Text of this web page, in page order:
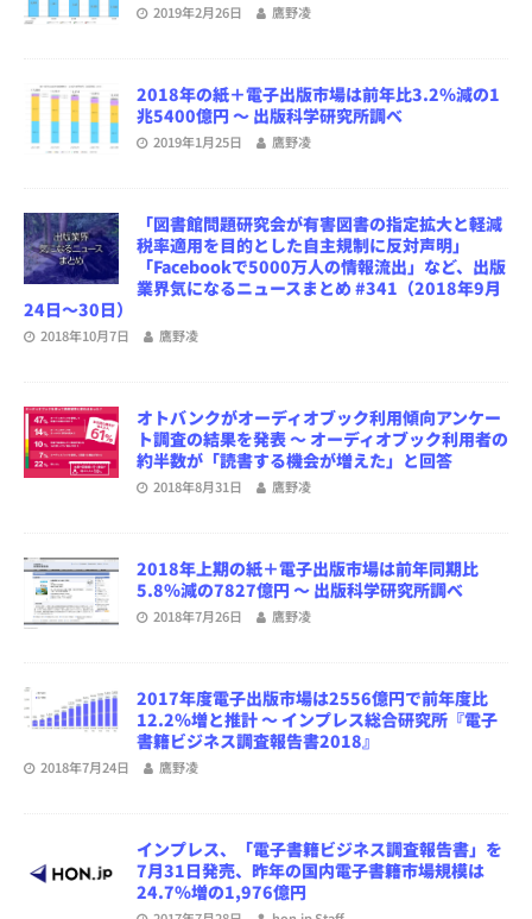
2019年2月26日 鷹野凌
2018年の紙＋電子出版市場は前年比3.2％減の1
兆5400億円 ～ 出版科学研究所調べ
2019年1月25日 鷹野凌
「図書館問題研究会が有害図書の指定拡大と軽減
税率適用を目的とした自主規制に反対声明」
「Facebookで5000万人の情報流出」など、出版
業界気になるニュースまとめ #341（2018年9月
24日～30日）
2018年10月7日 鷹野凌
オトバンクがオーディオブック利用傾向アンケー
ト調査の結果を発表 ～ オーディオブック利用者の
約半数が「読書する機会が増えた」と回答
2018年8月31日 鷹野凌
2018年上期の紙＋電子出版市場は前年同期比
5.8％減の7827億円 ～ 出版科学研究所調べ
2018年7月26日 鷹野凌
2017年度電子出版市場は2556億円で前年度比
12.2％増と推計 ～ インプレス総合研究所『電子
書籍ビジネス調査報告書2018』
2018年7月24日 鷹野凌
インプレス、「電子書籍ビジネス調査報告書」を
7月31日発売、昨年の国内電子書籍市場規模は
24.7％増の1,976億円